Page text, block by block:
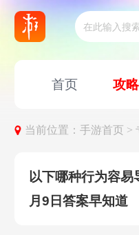
首页 攻略
当前位置：手游首页 >
以下哪种行为容
月9日答案早知道